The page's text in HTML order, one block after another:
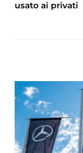
usato ai privati